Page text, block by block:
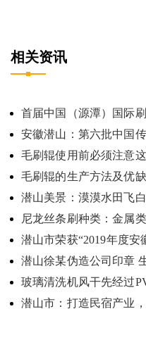
相关资讯
首届中国（源潭）国际
安徽潜山：第六批中国
毛刷辊使用前必须注意
毛刷辊的生产方法及优
潜山美景：漠漠水田飞
尼龙丝条刷种类：金属
潜山徐某伪造公司印章
玻璃清洗机风干先经过
潜山市：打造民宿产业